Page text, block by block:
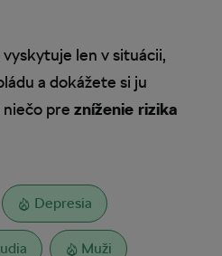
len v situácii,
a dokážete si ju
pre zníženie rizika
Depresia
Muži